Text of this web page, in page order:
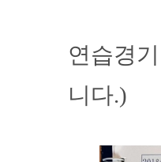
연습경
니다.)